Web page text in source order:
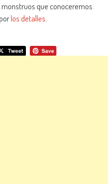
que conoceremos.
los detalles